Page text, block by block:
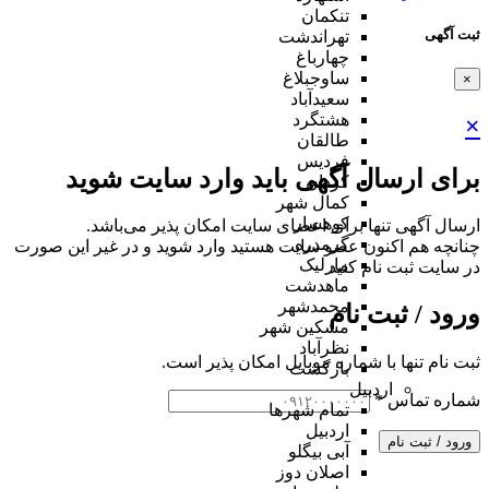
ثبت آگهی
×
×
برای ارسال آگهی باید وارد سایت شوید
ارسال آگهی تنها برای اعضای سایت امکان پذیر می‌باشد.
چنانچه هم‌ اکنون عضو سایت هستید وارد شوید و در غیر این صورت
در سایت ثبت نام کنید
ورود / ثبت نام
ثبت نام تنها با شماره موبایل امکان پذیر است.
شماره تماس*
ورود / ثبت نام
تنکمان
تهراندشت
چهارباغ
ساوجبلاغ
سعیدآباد
هشتگرد
طالقان
فردیس
کردان
کمال شهر
کوهسار
گرمدره
مارلیک
ماهدشت
محمدشهر
مشکین شهر
نظرآباد
بازگشت
اردبیل
تمام شهر‌ها
اردبیل
آبی بیگلو
اصلان دوز